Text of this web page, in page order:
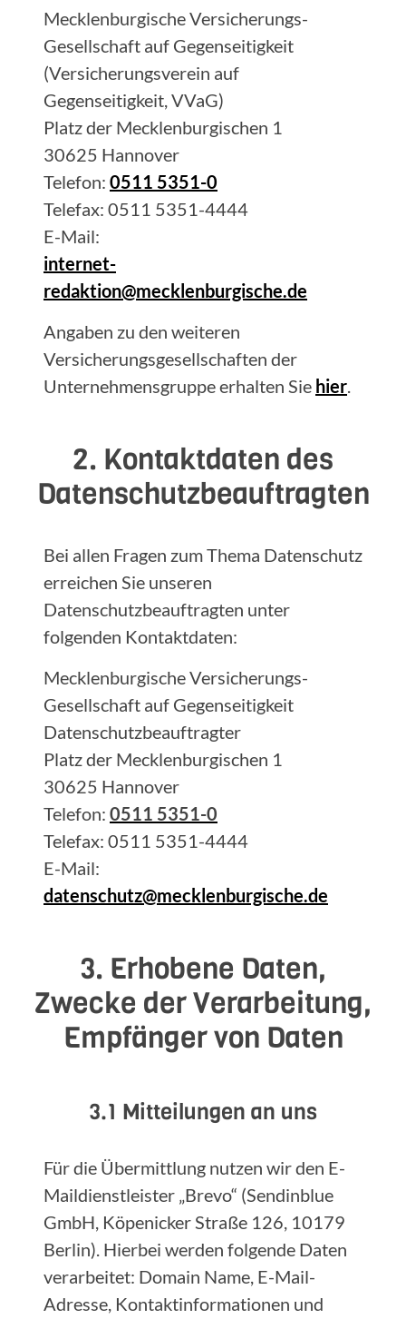
Mecklenburgische Versicherungs-
Gesellschaft auf Gegenseitigkeit
(Versicherungsverein auf
Gegenseitigkeit, VVaG)
Platz der Mecklenburgischen 1
30625 Hannover
Telefon: 0511 5351-0
Telefax: 0511 5351-4444
E-Mail:
internet-
redaktion@mecklenburgische.de
Angaben zu den weiteren
Versicherungsgesellschaften der
Unternehmensgruppe erhalten Sie hier.
2. Kontaktdaten des
Datenschutzbeauftragten
Bei allen Fragen zum Thema Datenschutz
erreichen Sie unseren
Datenschutzbeauftragten unter
folgenden Kontaktdaten:
Mecklenburgische Versicherungs-
Gesellschaft auf Gegenseitigkeit
Datenschutzbeauftragter
Platz der Mecklenburgischen 1
30625 Hannover
Telefon: 0511 5351-0
Telefax: 0511 5351-4444
E-Mail:
datenschutz@mecklenburgische.de
3. Erhobene Daten,
Zwecke der Verarbeitung,
Empfänger von Daten
3.1 Mitteilungen an uns
Für die Übermittlung nutzen wir den E-
Maildienstleister „Brevo“ (Sendinblue
GmbH, Köpenicker Straße 126, 10179
Berlin). Hierbei werden folgende Daten
verarbeitet: Domain Name, E-Mail-
Adresse, Kontaktinformationen und